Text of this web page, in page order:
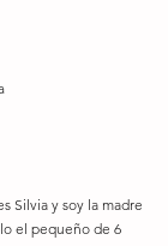
Silvia y soy la madre
el pequeño de 6